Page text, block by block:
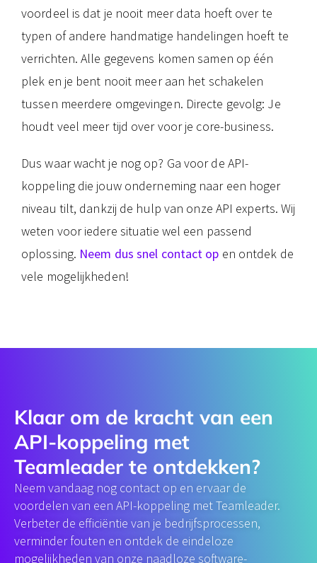
voordeel is dat je nooit meer data hoeft over te
typen of andere handmatige handelingen hoeft te
verrichten. Alle gegevens komen samen op één
plek en je bent nooit meer aan het schakelen
tussen meerdere omgevingen. Directe gevolg: Je
houdt veel meer tijd over voor je core-business.
Dus waar wacht je nog op? Ga voor de API-
koppeling die jouw onderneming naar een hoger
niveau tilt, dankzij de hulp van onze API experts. Wij
weten voor iedere situatie wel een passend
oplossing. Neem dus snel contact op en ontdek de
vele mogelijkheden!
Klaar om de kracht van een
API-koppeling​ met
Teamleader te ontdekken?
Neem vandaag nog contact op en ervaar de
voordelen van een API-koppeling met Teamleader.
Verbeter de efficiëntie van je bedrijfsprocessen,
verminder fouten en ontdek de eindeloze
mogelijkheden van onze naadloze software-